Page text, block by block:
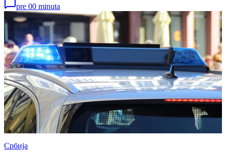
pre 00 minuta
Србија